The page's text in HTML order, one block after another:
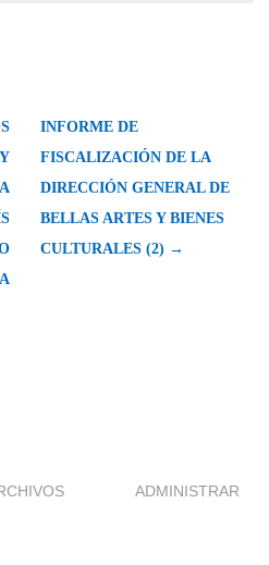
INFORME DE
FISCALIZACIÓN DE LA
DIRECCIÓN GENERAL DE
BELLAS ARTES Y BIENES
CULTURALES (2) →
ADMINISTRAR